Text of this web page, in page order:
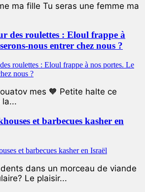
ma fille Tu seras une femme ma
des roulettes : Eloul frappe à
nous entrer chez nous ?
mes 🧡 Petite halte ce
la...
et barbecues kasher en
dans un morceau de viande
Le plaisir...